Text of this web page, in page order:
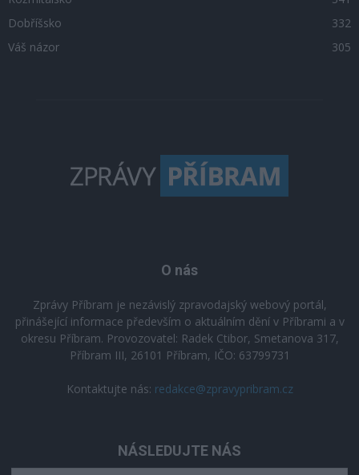
Dobříšsko
332
Váš názor
305
O nás
Zprávy Příbram je nezávislý zpravodajský webový portál,
přinášející informace především o aktuálním dění v Příbrami a v
okresu Příbram. Provozovatel: Radek Ctibor, Smetanova 317,
Příbram III, 26101 Příbram, IČO: 63799731
Kontaktujte nás: redakce@zpravypribram.cz
NÁSLEDUJTE NÁS